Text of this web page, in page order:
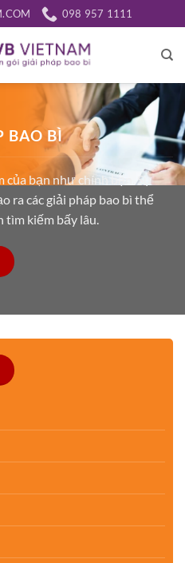
098 957 1111
BAO BÌ
của bạn như chính bạn. Sự
ra các giải pháp bao bì thể
tìm kiếm bấy lâu.